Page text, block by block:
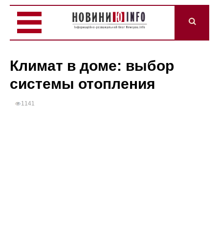
Климат в доме: выбор
системы отопления
1141